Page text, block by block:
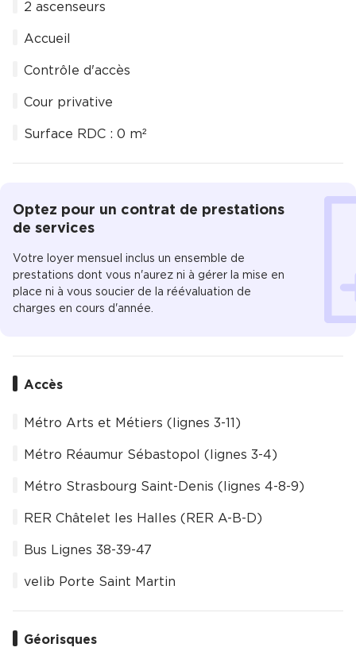
2 ascenseurs
Accueil
Contrôle d'accès
Cour privative
Surface RDC : 0 m²
Optez pour un contrat de prestations
de services
Votre loyer mensuel inclus un ensemble de
prestations dont vous n'aurez ni à gérer la mise en
place ni à vous soucier de la réévaluation de
charges en cours d'année.
Accès
Métro Arts et Métiers (lignes 3-11)
Métro Réaumur Sébastopol (lignes 3-4)
Métro Strasbourg Saint-Denis (lignes 4-8-9)
RER Châtelet les Halles (RER A-B-D)
Bus Lignes 38-39-47
velib Porte Saint Martin
Géorisques